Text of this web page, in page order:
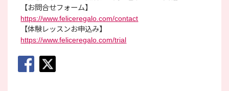
【お問合せフォーム】
https://www.feliceregalo.com/contact
【体験レッスンお申込み】
https://www.feliceregalo.com/trial